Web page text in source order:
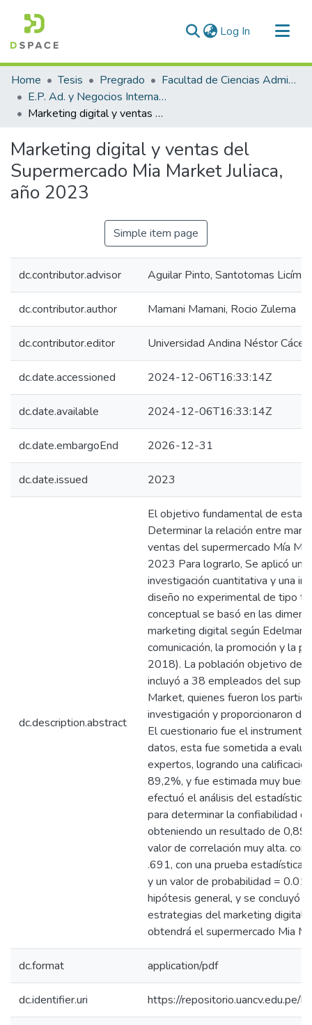
Log In (current)
Communities & Collections
All of DSpace
Statistics
Home Tesis Pregrado
Facultad de Ciencias Administrativas
E.P. Ad. y Negocios Internacionales
Marketing digital y ventas del Supermercado Mia Market Juliaca, año 2023
Marketing digital y ventas del
Supermercado Mia Market Juliaca,
año 2023
Simple item page
dc.contributor.advisor Aguilar Pinto, Santotomas
dc.contributor.author Mamani Mamani, Rocio Zulema
dc.contributor.editor Universidad Andina Néstor
dc.date.accessioned 2024-12-06T16:33:14Z
dc.date.available 2024-12-06T16:33:14Z
dc.date.embargoEnd 2026-12-31
dc.date.issued 2023
dc.description.abstract
El objetivo fundamental de esta
Determinar la relación entre
ventas del supermercado Mía
2023 Para lograrlo, Se aplicó un
investigación cuantitativa y una
diseño no experimental de tipo
conceptual se basó en las
marketing digital según Edelman,
comunicación, la promoción y la
2018). La población objetivo de
incluyó a 38 empleados del
Market, quienes fueron los
investigación y proporcionaron
El cuestionario fue el instrumento
datos, esta fue sometida a
expertos, logrando una
89,2%, y fue estimada muy
efectuó el análisis del estadístico
para determinar la confiabilidad
obteniendo un resultado de
valor de correlación muy alta. con
.691, con una prueba
y un valor de probabilidad =
hipótesis general, y se concluyó
estrategias del marketing digital,
obtendrá el supermercado Mia
dc.format application/pdf
dc.identifier.uri https://repositorio.uancv.edu.pe/